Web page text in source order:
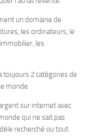
un domaine de
les ordinateurs, le
les
toujours 2 catégories de
monde.
sur internet avec
qui ne sait pas
recherché ou tout